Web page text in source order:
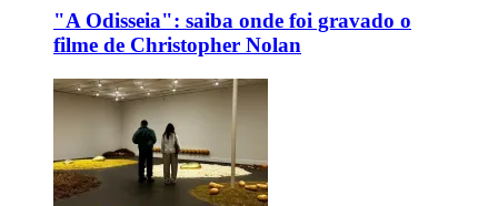
"A Odisseia": saiba onde foi gravado o
filme de Christopher Nolan